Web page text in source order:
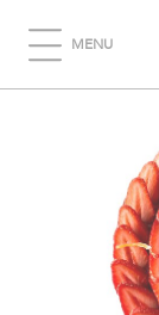
MENU